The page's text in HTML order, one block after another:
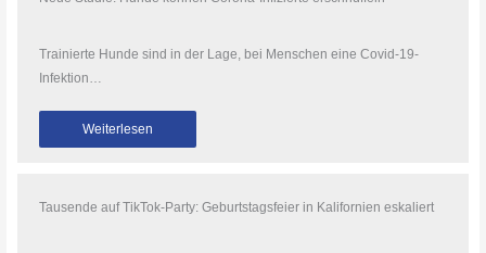
Trainierte Hunde sind in der Lage, bei Menschen eine Covid-19-
Infektion…
Weiterlesen
Tausende auf TikTok-Party: Geburtstagsfeier in Kalifornien eskaliert